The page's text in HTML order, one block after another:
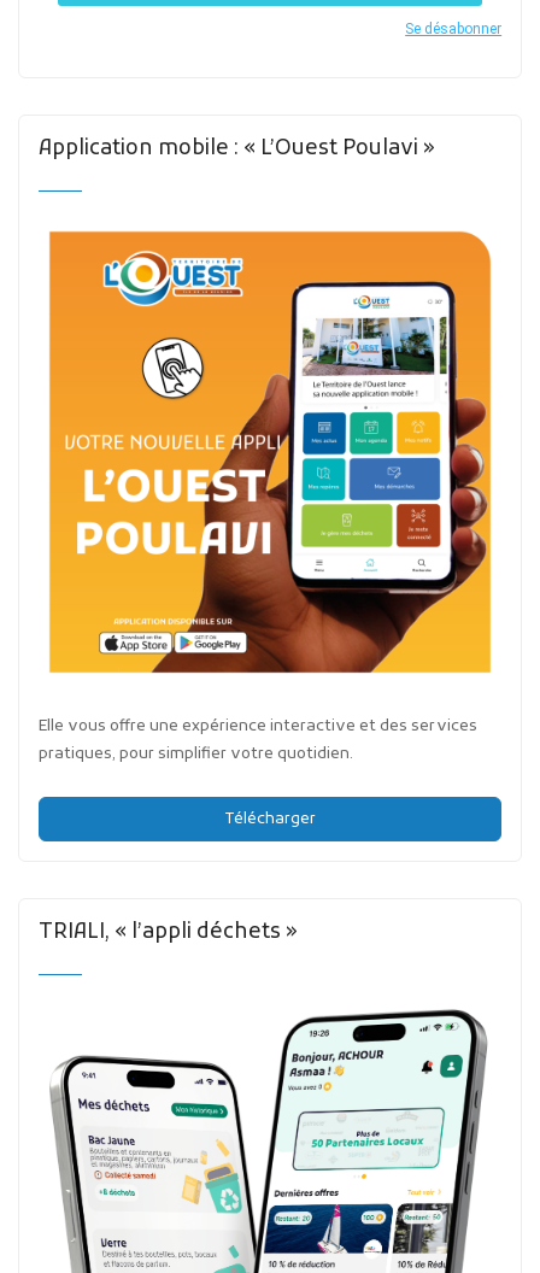
Se désabonner
Application mobile : « L’Ouest Poulavi »
Elle vous offre une expérience interactive et des services
pratiques, pour simplifier votre quotidien.
Télécharger
TRIALI, « l’appli déchets »